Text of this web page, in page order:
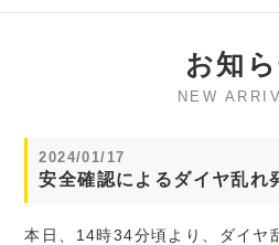
お知
NEW
2024/01/17
安全確認によるダイヤ乱れ
本日、14時34分頃より、ダイヤ